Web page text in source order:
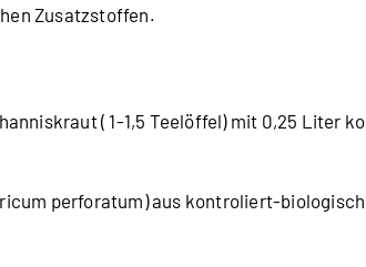
Zusatzstoffen.
( 1-1,5 Teelöffel) mit 0,25 Liter
perforatum) aus kontroliert-